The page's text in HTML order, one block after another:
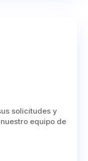
solicitudes y
equipo de